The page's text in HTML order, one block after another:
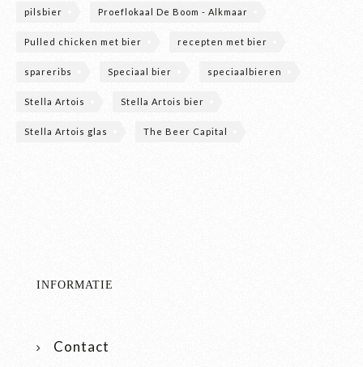
pilsbier Proeflokaal De Boom - Alkmaar
Pulled chicken met bier recepten met bier
spareribs Speciaal bier speciaalbieren
Stella Artois Stella Artois bier
Stella Artois glas The Beer Capital
INFORMATIE
Contact